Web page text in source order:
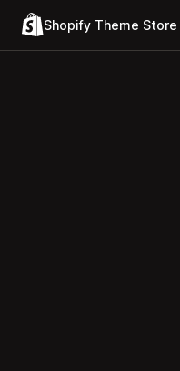
Shopify Theme Store